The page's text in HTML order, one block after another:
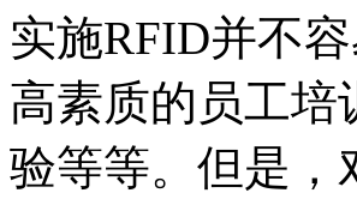
实施RFID并不
高素质的员工培
验等等。但是，